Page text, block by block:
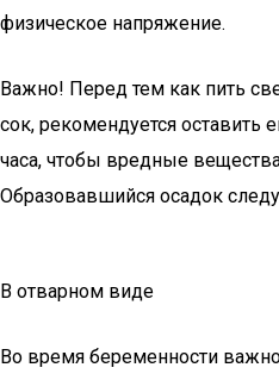
физическое напряжение.
Важно! Перед тем как пить
сок, рекомендуется оставить
часа, чтобы вредные вещества
Образовавшийся осадок
В отварном виде
Во время беременности